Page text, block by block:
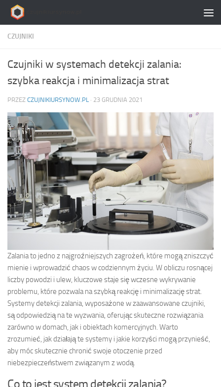
Skip to content
CZUJNIKI
Czujniki w systemach detekcji zalania:
szybka reakcja i minimalizacja strat
PRZEZ CZUJNIKIURSYNOW.PL · 23 GRUDNIA 2021
Zalania to jedno z najgroźniejszych zagrożeń, które mogą zniszczyć
mienie i wprowadzić chaos w codziennym życiu. W obliczu rosnącej
liczby powodzi i ulew, kluczowe staje się wczesne wykrywanie
problemu, które pozwala na szybką reakcję i minimalizację strat.
Systemy detekcji zalania, wyposażone w zaawansowane czujniki,
są odpowiedzią na te wyzwania, oferując skuteczne rozwiązania
zarówno w domach, jak i obiektach komercyjnych. Warto
zrozumieć, jak działają te systemy i jakie korzyści mogą przynieść,
aby móc skutecznie chronić swoje otoczenie przed
niebezpieczeństwem związanym z wodą.
Co to jest system detekcji zalania?